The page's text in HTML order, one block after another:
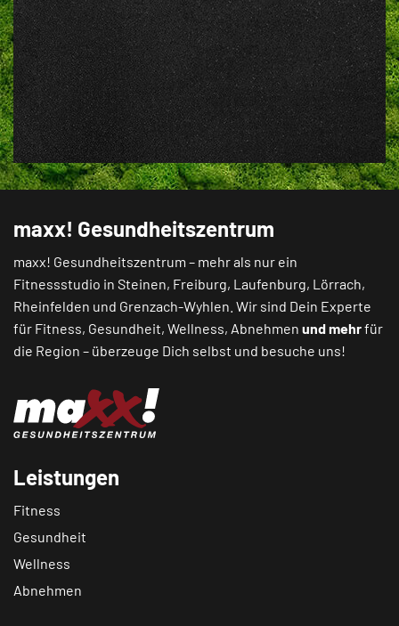
maxx! Gesundheitszentrum
maxx! Gesundheitszentrum – mehr als nur ein
Fitnessstudio in Steinen, Freiburg, Laufenburg, Lörrach,
Rheinfelden und Grenzach-Wyhlen . Wir sind Dein Experte
für Fitness, Gesundheit, Wellness, Abnehmen und mehrfür
die Region – überzeuge Dich selbst und besuche uns!
Leistungen
Fitness
Gesundheit
Wellness
Abnehmen